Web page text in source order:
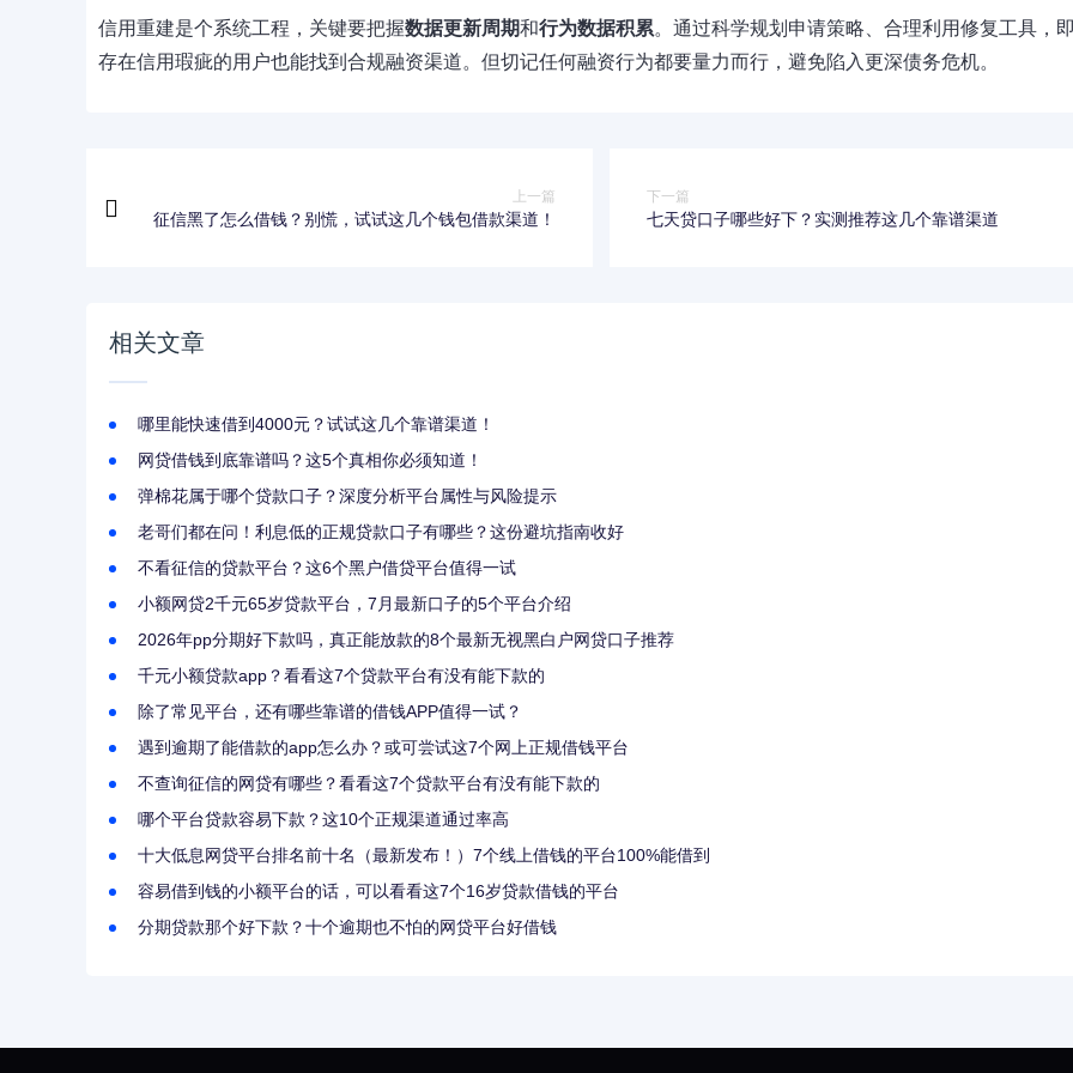
信用重建是个系统工程，关键要把握数据更新周期和行为数据积累。通过科学规划申请策略、合理利用修复工具，
存在信用瑕疵的用户也能找到合规融资渠道。但切记任何融资行为都要量力而行，避免陷入更深债务危机。
上一篇
征信黑了怎么借钱？别慌，试试这几个钱包借款渠道！
下一篇
七天贷口子哪些好下？实测推荐这几个靠谱渠道
相关文章
哪里能快速借到4000元？试试这几个靠谱渠道！
网贷借钱到底靠谱吗？这5个真相你必须知道！
弹棉花属于哪个贷款口子？深度分析平台属性与风险提示
老哥们都在问！利息低的正规贷款口子有哪些？这份避坑指南收好
不看征信的贷款平台？这6个黑户借贷平台值得一试
小额网贷2千元65岁贷款平台，7月最新口子的5个平台介绍
2026年pp分期好下款吗，真正能放款的8个最新无视黑白户网贷口子推荐
千元小额贷款app？看看这7个贷款平台有没有能下款的
除了常见平台，还有哪些靠谱的借钱APP值得一试？
遇到逾期了能借款的app怎么办？或可尝试这7个网上正规借钱平台
不查询征信的网贷有哪些？看看这7个贷款平台有没有能下款的
哪个平台贷款容易下款？这10个正规渠道通过率高
十大低息网贷平台排名前十名（最新发布！）7个线上借钱的平台100%能借到
容易借到钱的小额平台的话，可以看看这7个16岁贷款借钱的平台
分期贷款那个好下款？十个逾期也不怕的网贷平台好借钱